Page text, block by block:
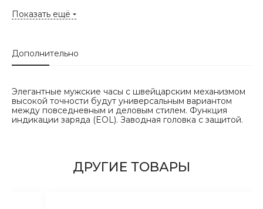
Показать ещё
Дополнительно
Элегантные мужские часы с швейцарским механизмом
высокой точности будут универсальным вариантом
между повседневным и деловым стилем. Функция
индикации заряда (EOL). Заводная головка с защитой.
ДРУГИЕ ТОВАРЫ